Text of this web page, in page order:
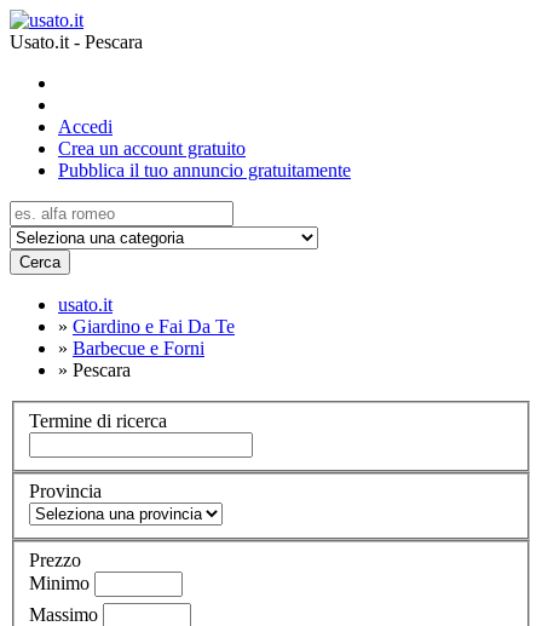
Usato.it - Pescara
Accedi
Crea un account gratuito
Pubblica il tuo annuncio gratuitamente
Cerca
usato.it
» Giardino e Fai Da Te
» Barbecue e Forni
» Pescara
Termine di ricerca
Provincia
Prezzo
Minimo
Massimo